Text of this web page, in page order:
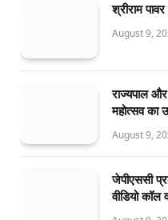
श्रीराम
August 9,
राज्यपाल
महोत्सव का
August 9,
जेपीएससी
वीडियो कॉल